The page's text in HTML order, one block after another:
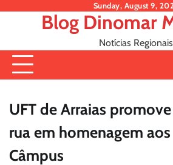
Sunday, August 9,
Blog Dinomar
Notícias Regionais
UFT de Arraias
rua em homenagem
Câmpus